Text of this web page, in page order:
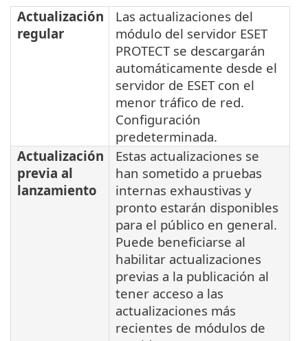
Actualización
regular
Las actualizaciones del
módulo del servidor ESET
PROTECT se descargarán
automáticamente desde el
servidor de ESET con el
menor tráfico de red.
Configuración
predeterminada.
Actualización
previa al
lanzamiento
Estas actualizaciones se
han sometido a pruebas
internas exhaustivas y
pronto estarán disponibles
para el público en general.
Puede beneficiarse al
habilitar actualizaciones
previas a la publicación al
tener acceso a las
actualizaciones más
recientes de módulos de